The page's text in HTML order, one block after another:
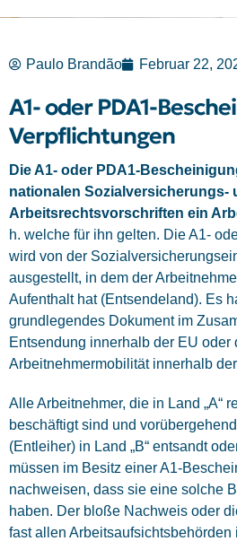
Paulo Brandão Februar 22,
A1- oder PDA1-
Verpflichtungen
Die A1- oder PDA1-
nationalen Sozialversicherungs-
Arbeitsrechtsvorschriften ein
h. welche für ihn gelten. Die A1-
wird von der
ausgestellt, in dem der
Aufenthalt hat (Entsendeland). Es
grundlegendes Dokument im
Entsendung innerhalb der EU oder
Arbeitnehmermobilität innerhalb
Alle Arbeitnehmer, die in Land „A“
beschäftigt sind und
(Entleiher) in Land „B“ entsandt
müssen im Besitz einer A1-
nachweisen, dass sie eine solche
haben. Der bloße Nachweis oder
fast allen